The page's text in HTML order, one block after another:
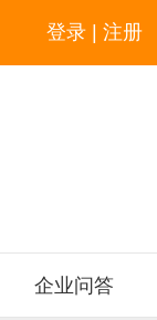
登录 | 注册
企业问答